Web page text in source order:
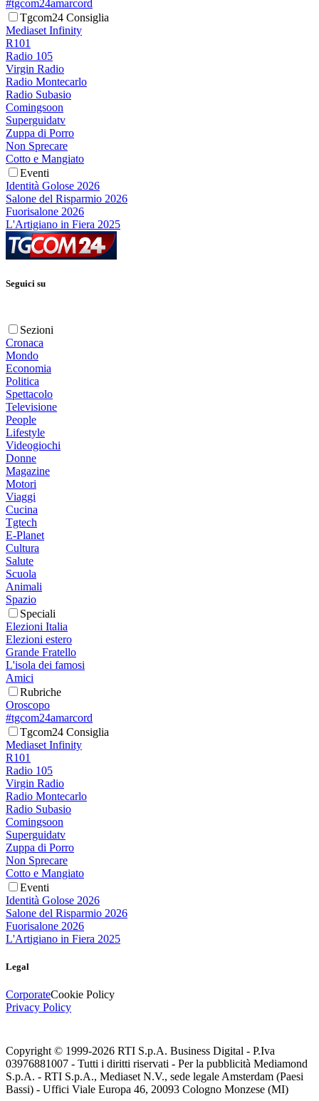
#tgcom24amarcord
Tgcom24 Consiglia
Mediaset Infinity
R101
Radio 105
Virgin Radio
Radio Montecarlo
Radio Subasio
Comingsoon
Superguidatv
Zuppa di Porro
Non Sprecare
Cotto e Mangiato
Eventi
Identità Golose 2026
Salone del Risparmio 2026
Fuorisalone 2026
L'Artigiano in Fiera 2025
Seguici su
Sezioni
Cronaca
Mondo
Economia
Politica
Spettacolo
Televisione
People
Lifestyle
Videogiochi
Donne
Magazine
Motori
Viaggi
Cucina
Tgtech
E-Planet
Cultura
Salute
Scuola
Animali
Spazio
Speciali
Elezioni Italia
Elezioni estero
Grande Fratello
L'isola dei famosi
Amici
Rubriche
Oroscopo
#tgcom24amarcord
Tgcom24 Consiglia
Mediaset Infinity
R101
Radio 105
Virgin Radio
Radio Montecarlo
Radio Subasio
Comingsoon
Superguidatv
Zuppa di Porro
Non Sprecare
Cotto e Mangiato
Eventi
Identità Golose 2026
Salone del Risparmio 2026
Fuorisalone 2026
L'Artigiano in Fiera 2025
Legal
CorporateCookie Policy
Privacy Policy
Copyright © 1999-2026 RTI S.p.A. Business Digital - P.Iva
03976881007 - Tutti i diritti riservati - Per la pubblicità Mediamond
S.p.A. - RTI S.p.A., Mediaset N.V., sede legale Amsterdam (Paesi
Bassi) - Uffici Viale Europa 46, 20093 Cologno Monzese (MI)